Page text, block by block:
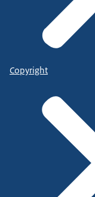
Copyright